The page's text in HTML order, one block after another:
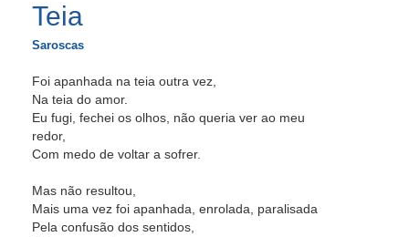
Teia
Saroscas
Foi apanhada na teia outra vez,
Na teia do amor.
Eu fugi, fechei os olhos, não queria ver ao meu
redor,
Com medo de voltar a sofrer.
Mas não resultou,
Mais uma vez foi apanhada, enrolada, paralisada
Pela confusão dos sentidos,